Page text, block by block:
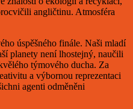
angličtinu. Atmosféra
úspěšného finále. Naši mladí
planety není lhostejný, naučili
týmového ducha. Za
a výbornou reprezentaci
agenti odměněni